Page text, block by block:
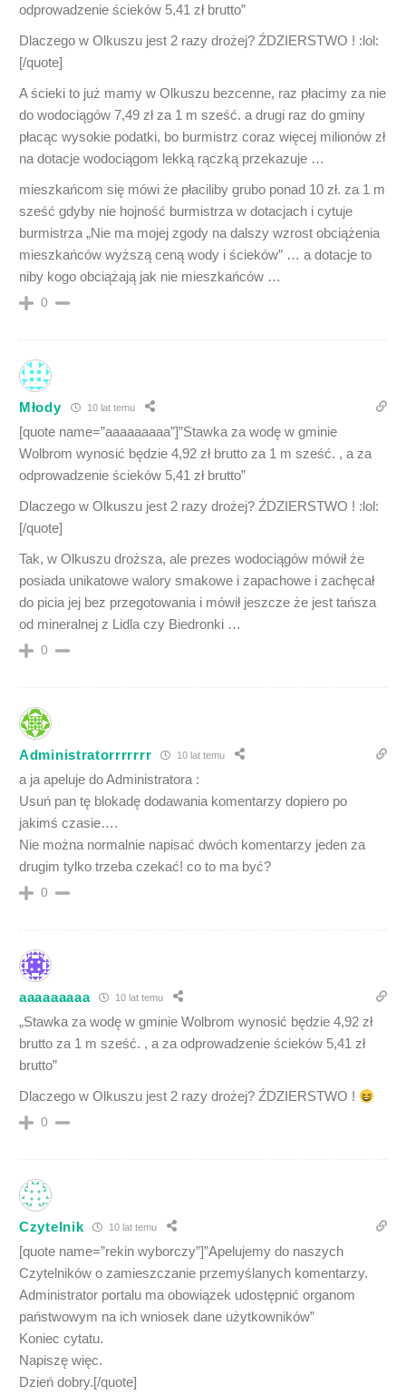
odprowadzenie ścieków 5,41 zł brutto”
Dlaczego w Olkuszu jest 2 razy drożej? ŹDZIERSTWO ! :lol:
[/quote]
A ścieki to już mamy w Olkuszu bezcenne, raz płacimy za nie
do wodociągów 7,49 zł za 1 m sześć. a drugi raz do gminy
płacąc wysokie podatki, bo burmistrz coraz więcej milionów zł
na dotacje wodociągom lekką rączką przekazuje …
mieszkańcom się mówi że płaciliby grubo ponad 10 zł. za 1 m
sześć gdyby nie hojność burmistrza w dotacjach i cytuje
burmistrza „Nie ma mojej zgody na dalszy wzrost obciążenia
mieszkańców wyższą ceną wody i ścieków” … a dotacje to
niby kogo obciążają jak nie mieszkańców …
0
Młody 10 lat temu
[quote name=”aaaaaaaaa”]”Stawka za wodę w gminie
Wolbrom wynosić będzie 4,92 zł brutto za 1 m sześć. , a za
odprowadzenie ścieków 5,41 zł brutto”
Dlaczego w Olkuszu jest 2 razy drożej? ŹDZIERSTWO ! :lol:
[/quote]
Tak, w Olkuszu droższa, ale prezes wodociągów mówił że
posiada unikatowe walory smakowe i zapachowe i zachęcał
do picia jej bez przegotowania i mówił jeszcze że jest tańsza
od mineralnej z Lidla czy Biedronki …
0
Administratorrrrrrr 10 lat temu
a ja apeluje do Administratora :
Usuń pan tę blokadę dodawania komentarzy dopiero po
jakimś czasie….
Nie można normalnie napisać dwóch komentarzy jeden za
drugim tylko trzeba czekać! co to ma być?
0
aaaaaaaaa 10 lat temu
„Stawka za wodę w gminie Wolbrom wynosić będzie 4,92 zł
brutto za 1 m sześć. , a za odprowadzenie ścieków 5,41 zł
brutto”
Dlaczego w Olkuszu jest 2 razy drożej? ŹDZIERSTWO !
0
Czytelnik 10 lat temu
[quote name=”rekin wyborczy”]”Apelujemy do naszych
Czytelników o zamieszczanie przemyślanych komentarzy.
Administrator portalu ma obowiązek udostępnić organom
państwowym na ich wniosek dane użytkowników”
Koniec cytatu.
Napiszę więc.
Dzień dobry.[/quote]